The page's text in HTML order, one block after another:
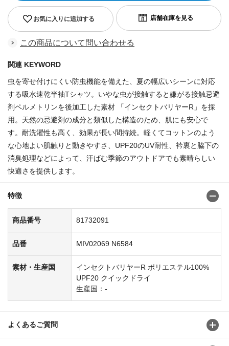
お気に入りに追加する
この商品について問い合わせる
関連 KEYWORD
虫を寄せ付けにくい防虫機能を備えた、夏の幅広いシーンに対応
する吸水速乾半袖Tシャツ。いやな虫が接触すると嫌がる接触忌避
剤ペルメトリンを後加工した素材 「インセクトバリヤーR」を採
用。天然の忌避剤の成分と類似した構造のため、肌にも安心で
す。耐洗濯性も高く、効果が長い間持続。軽くてコットンのよう
な心地よい肌触りと動きやすさ、UPF20のUV耐性、衿裏と脇下の
消臭処理などによって、汗ばむ季節のアウトドアでも素晴らしい
快適さを提供します。
特徴
商品番号 81732091
品番 MIV02069 N6584
素材・生産国
インセクトバリヤーR ポリエステル100%
UPF20 クイックドライ
生産国：-
よくあるご質問